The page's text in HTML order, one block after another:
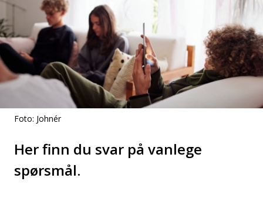
Foto: Johnér
Her finn du svar på vanlege
spørsmål.